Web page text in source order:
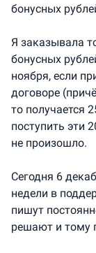
бонусных
Я заказывала
бонусных
ноября, если
договоре
то получается
поступить эти
не произошло.
Сегодня 6
недели в
пишут
решают и тому